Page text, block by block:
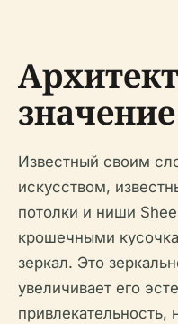
значение
Известный своим
искусством,
потолки и ниши
крошечными
зеркал. Это
увеличивает его